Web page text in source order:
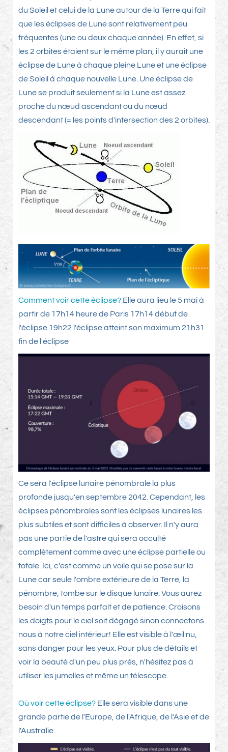
du Soleil et celui de la Lune autour de la Terre qui fait
que les éclipses de Lune sont relativement peu
fréquentes (une ou deux chaque année). En effet, si
les 2 orbites étaient sur le même plan, il y aurait une
éclipse de Lune à chaque pleine Lune et une éclipse
de Soleil à chaque nouvelle Lune. Une éclipse de
Lune se produit seulement si la Lune est assez
proche du nœud ascendant ou du nœud
descendant (= les points d'intersection des 2 orbites).
Comment voir cette éclipse? Elle aura lieu le 5 mai à
partir de 17h14 heure de Paris 17h14 début de
l'éclipse 19h22 l'éclipse atteint son maximum 21h31
fin de l'éclipse
Ce sera l'éclipse lunaire pénombrale la plus
profonde jusqu'en septembre 2042. Cependant, les
éclipses pénombrales sont les éclipses lunaires les
plus subtiles et sont difficiles à observer. Il n'y aura
pas une partie de l'astre qui sera occulté
complètement comme avec une éclipse partielle ou
totale. Ici, c'est comme un voile qui se pose sur la
Lune car seule l'ombre extérieure de la Terre, la
pénombre, tombe sur le disque lunaire. Vous aurez
besoin d'un temps parfait et de patience. Croisons
les doigts pour le ciel soit dégagé sinon connectons
nous à notre ciel intérieur! Elle est visible à l'œil nu,
sans danger pour les yeux. Pour plus de détails et
voir la beauté d'un peu plus près, n'hésitez pas à
utiliser les jumelles et même un télescope.
Où voir cette éclipse? Elle sera visible dans une
grande partie de l'Europe, de l'Afrique, de l'Asie et de
l'Australie.